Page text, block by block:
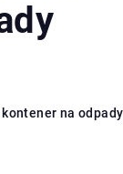
na